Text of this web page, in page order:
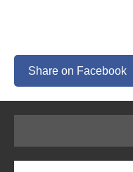
Share on Facebook